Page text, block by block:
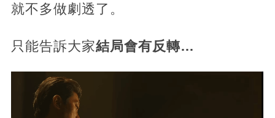
就不多做劇透了。
只能告訴大家結局會有反轉…